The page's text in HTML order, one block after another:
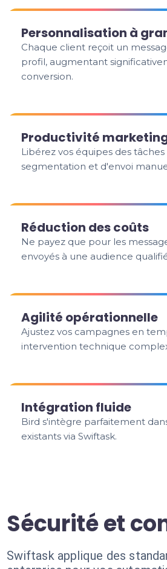
Personnalisation à
Chaque client reçoit un
profil, augmentant
conversion.
Productivité
Libérez vos équipes des
segmentation et d'envoi
Réduction des coûts
Ne payez que pour les
envoyés à une audience
Agilité opérationnelle
Ajustez vos campagnes en
intervention technique
Intégration fluide
Bird s'intègre parfaitement
existants via Swiftask.
Sécurité et
Swiftask applique des